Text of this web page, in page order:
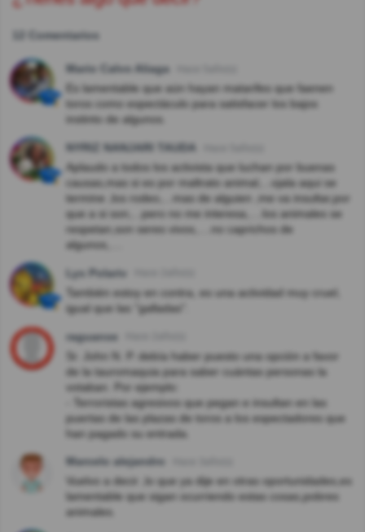
12 Comentarios
Mario Calvo Aliaga
Es lamentable que aún hayan matarifes que faenen
toros como espectáculo para satisfacer los bajos
instinto de algunos.
NYRIZ NANJARI TAUDA
Aplaudo a todos los activista que luchan por buenas
causas,mas si es por maltrato animal,...ojala aqui se
termine ,los rodeo,...mas de alguien ,me va insultar,por
que a si son,...pero no me interesa,....los animales se
respetan,son seres vivos,....no caprichos de
algunos,....
Lys Polariv
También estoy en contra, es una actividad muy cruel,
igual que las "galladas".
raguanse
Sr. John N. P. debía haber puesto una opción a favor
de la tauromaquia para saber cuántas personas la
votaban. Por ejemplo:
- Terroristas agresivos que pegan e insultan en las
puertas de las plazas de toros a los espectadores que
han pagado su entrada.
Marcelo alejandro
Vuelvo a decir ,lo que ya dije en otras oportunidades,es
lamentable que sigan ocurriendo estas cosas,pobres
animales.